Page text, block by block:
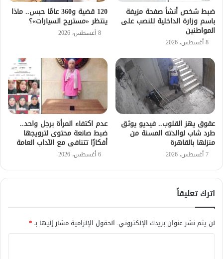
ضبط شخص أنشأ صفحة مزيفة
باسم وزارة الداخلية للنصب على
المواطنين
8 أغسطس، 2026
120 قضية و360 عامًا حبس.. ماذا
ينتظر «مستريح السيارات»؟
8 أغسطس، 2026
عقوق يهز القلوب.. فيديو يوثق
طرد شاب لوالدته المسنة من
منزلها بالقاهرة
7 أغسطس، 2026
عدم اكتفاء المرأة برجل واحد..
ضبط صانعة محتوى لترويجها
أفكارًا تتنافى مع الآداب العامة
6 أغسطس، 2026
اترك تعليقاً
لن يتم نشر عنوان بريدك الإلكتروني. الحقول الإلزامية مشار إليها بـ*